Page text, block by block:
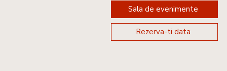
Sala de evenimente
Rezerva-ti data